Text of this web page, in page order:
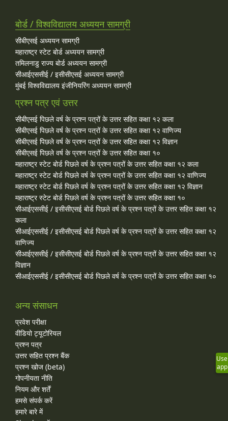
बोर्ड / विश्वविद्यालय अध्ययन सामग्री
सीबीएसई अध्ययन सामग्री
महाराष्ट्र स्टेट बोर्ड अध्ययन सामग्री
तमिलनाडु राज्य बोर्ड अध्ययन सामग्री
सीआईएससीई / इसीसीएसई अध्ययन सामग्री
मुंबई विश्वविद्यालय इंजीनियरिंग अध्ययन सामग्री
प्रश्न पत्र एवं उत्तर
सीबीएसई पिछले वर्ष के प्रश्न पत्रों के उत्तर सहित कक्षा १२ कला
सीबीएसई पिछले वर्ष के प्रश्न पत्रों के उत्तर सहित कक्षा १२ वाणिज्य
सीबीएसई पिछले वर्ष के प्रश्न पत्रों के उत्तर सहित कक्षा १२ विज्ञान
सीबीएसई पिछले वर्ष के प्रश्न पत्रों के उत्तर सहित कक्षा १०
महाराष्ट्र स्टेट बोर्ड पिछले वर्ष के प्रश्न पत्रों के उत्तर सहित कक्षा १२ कला
महाराष्ट्र स्टेट बोर्ड पिछले वर्ष के प्रश्न पत्रों के उत्तर सहित कक्षा १२ वाणिज्य
महाराष्ट्र स्टेट बोर्ड पिछले वर्ष के प्रश्न पत्रों के उत्तर सहित कक्षा १२ विज्ञान
महाराष्ट्र स्टेट बोर्ड पिछले वर्ष के प्रश्न पत्रों के उत्तर सहित कक्षा १०
सीआईएससीई / इसीसीएसई बोर्ड पिछले वर्ष के प्रश्न पत्रों के उत्तर सहित कक्षा १२
कला
सीआईएससीई / इसीसीएसई बोर्ड पिछले वर्ष के प्रश्न पत्रों के उत्तर सहित कक्षा १२
वाणिज्य
सीआईएससीई / इसीसीएसई बोर्ड पिछले वर्ष के प्रश्न पत्रों के उत्तर सहित कक्षा १२
विज्ञान
सीआईएससीई / इसीसीएसई बोर्ड पिछले वर्ष के प्रश्न पत्रों के उत्तर सहित कक्षा १०
अन्य संसाधन
प्रवेश परीक्षा
वीडियो ट्यूटोरियल
प्रश्न पत्र
उत्तर सहित प्रश्न बैंक
प्रश्न खोज (beta)
गोपनीयता नीति
नियम और शर्तें
हमसे संपर्क करें
हमारे बारे में
Use
app